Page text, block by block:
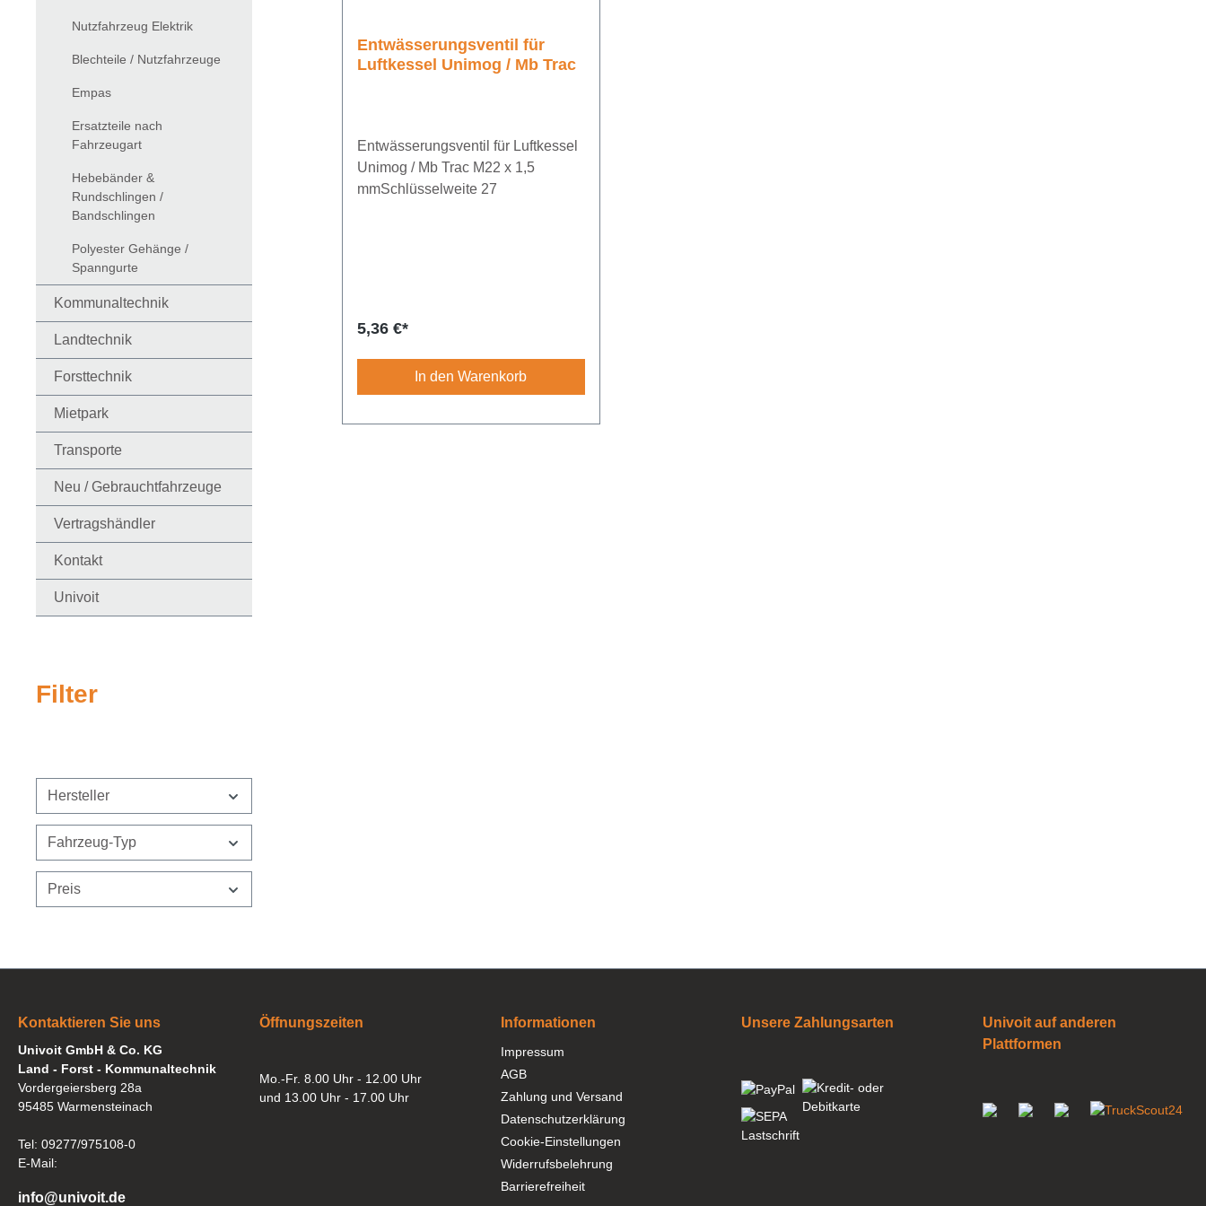
Nutzfahrzeug Elektrik
Blechteile / Nutzfahrzeuge
Empas
Ersatzteile nach
Fahrzeugart
Hebebänder &
Rundschlingen /
Bandschlingen
Polyester Gehänge /
Spanngurte
Kommunaltechnik
Landtechnik
Forsttechnik
Mietpark
Transporte
Neu / Gebrauchtfahrzeuge
Vertragshändler
Kontakt
Univoit
Filter
Hersteller
Fahrzeug-Typ
Preis
Entwässerungsventil für
Luftkessel Unimog / Mb Trac
Entwässerungsventil für Luftkessel
Unimog / Mb Trac M22 x 1,5
Regulärer Preis:
5,36 €*
In den Warenkorb
Kontaktieren Sie uns
Univoit GmbH & Co. KG
Land - Forst - Kommunaltechnik
Vordergeiersberg 28a
95485 Warmensteinach
Tel: 09277/975108-0
E-Mail:
info@univoit.de
Öffnungszeiten
Mo.-Fr. 8.00 Uhr - 12.00 Uhr
und 13.00 Uhr - 17.00 Uhr
Informationen
Impressum
AGB
Zahlung und Versand
Datenschutzerklärung
Cookie-Einstellungen
Widerrufsbelehrung
Barrierefreiheit
Unsere Zahlungsarten
Univoit auf anderen
Plattformen